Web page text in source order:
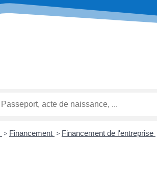
> Financement > Financement de l'entreprise